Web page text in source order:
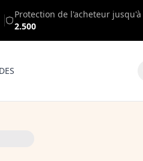
Protection de l'acheteur jusqu'à
2.500